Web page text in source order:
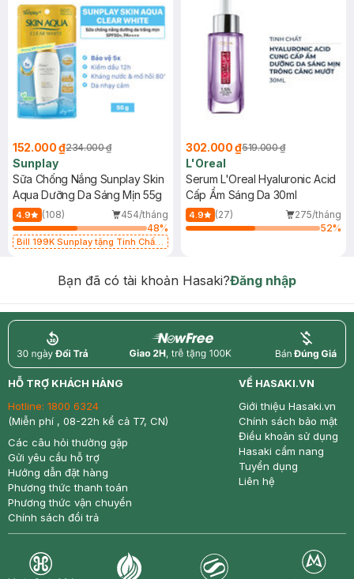
152.000 ₫234.000 ₫
Sunplay
Sữa Chống Nắng Sunplay Skin
Aqua Dưỡng Da Sáng Mịn 55g
4.9 (108)
454/tháng
48%
Bill 199K Sunplay tặng Tinh Chất
302.000 ₫519.000 ₫
L'Oreal
Serum L'Oreal Hyaluronic Acid
Cấp Ẩm Sáng Da 30ml
4.9 (27)
275/tháng
52%
Bạn đã có tài khoản Hasaki?Đăng nhập
return nowfree price
HỖ TRỢ KHÁCH HÀNG
Hotline: 1800 6324
(Miễn phí , 08-22h kể cả T7, CN)
Các câu hỏi thường gặp
Gửi yêu cầu hỗ trợ
Hướng dẫn đặt hàng
Phương thức thanh toán
Phương thức vận chuyển
Chính sách đổi trả
VỀ HASAKI.VN
Giới thiệu Hasaki.vn
Chính sách bảo mật
Điều khoản sử dụng
Hasaki cẩm nang
Tuyển dụng
Liên hệ